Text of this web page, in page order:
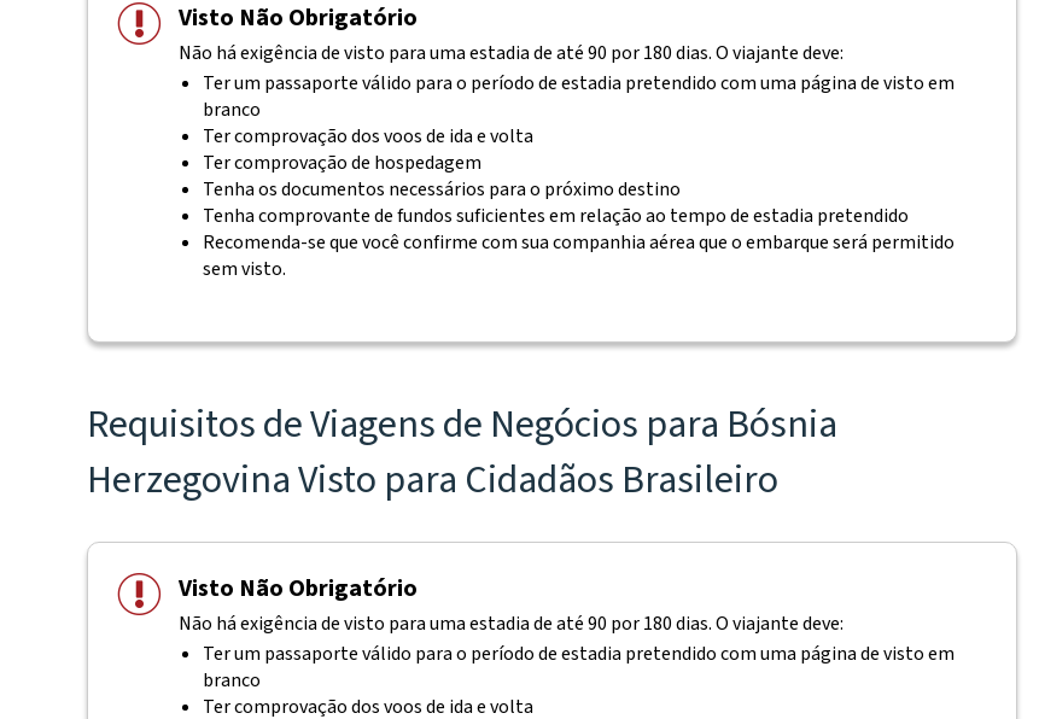
Visto Não Obrigatório
Não há exigência de visto para uma estadia de até 90 por 180 dias. O viajante deve:
Ter um passaporte válido para o período de estadia pretendido com uma página de visto em
branco
Ter comprovação dos voos de ida e volta
Ter comprovação de hospedagem
Tenha os documentos necessários para o próximo destino
Tenha comprovante de fundos suficientes em relação ao tempo de estadia pretendido
Recomenda-se que você confirme com sua companhia aérea que o embarque será permitido
sem visto.
Requisitos de Viagens de Negócios para Bósnia
Herzegovina Visto para Cidadãos Brasileiro
Visto Não Obrigatório
Não há exigência de visto para uma estadia de até 90 por 180 dias. O viajante deve:
Ter um passaporte válido para o período de estadia pretendido com uma página de visto em
branco
Ter comprovação dos voos de ida e volta